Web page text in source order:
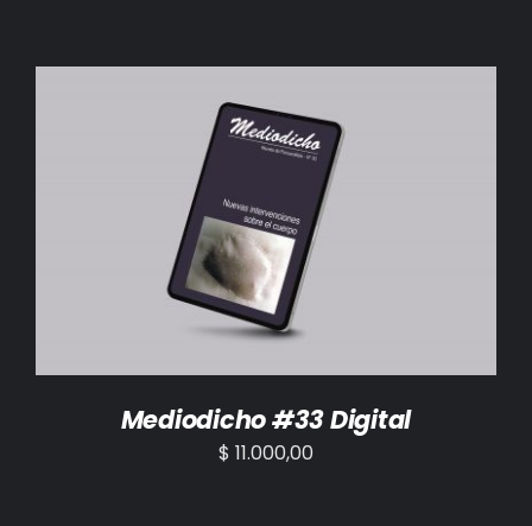
AÑADIR AL CARRITO /
Mediodicho #33 Digital
$ 11.000,00